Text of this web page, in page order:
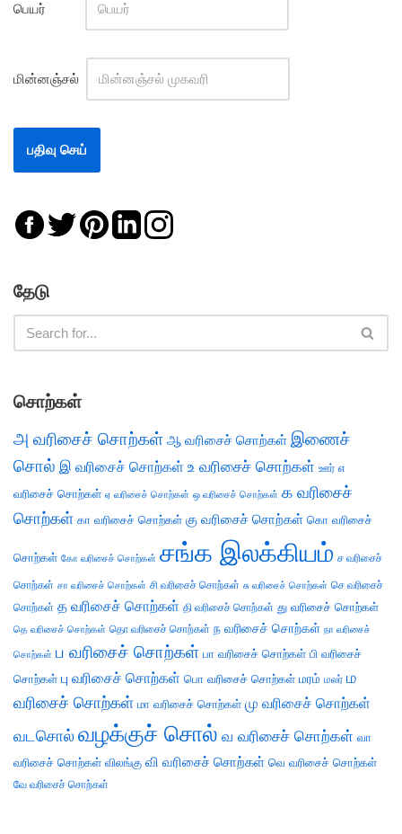
பெயர்
மின்னஞ்சல்
தேடு
சொற்கள்
அ வரிசைச் சொற்கள் ஆ வரிசைச் சொற்கள் இணைச்
சொல் இ வரிசைச் சொற்கள் உ வரிசைச் சொற்கள் ஊர் எ
வரிசைச் சொற்கள் ஏ வரிசைச் சொற்கள் ஒ வரிசைச் சொற்கள் க வரிசைச்
சொற்கள் கா வரிசைச் சொற்கள் கு வரிசைச் சொற்கள் கொ வரிசைச்
சொற்கள் கோ வரிசைச் சொற்கள் சங்க இலக்கியம் ச வரிசைச்
சொற்கள் சா வரிசைச் சொற்கள் சி வரிசைச் சொற்கள் சு வரிசைச் சொற்கள் செ வரிசைச்
சொற்கள் த வரிசைச் சொற்கள் தி வரிசைச் சொற்கள் து வரிசைச் சொற்கள்
தெ வரிசைச் சொற்கள் தொ வரிசைச் சொற்கள் ந வரிசைச் சொற்கள் நா வரிசைச்
சொற்கள் ப வரிசைச் சொற்கள் பா வரிசைச் சொற்கள் பி வரிசைச்
சொற்கள் பு வரிசைச் சொற்கள் பொ வரிசைச் சொற்கள் மரம் மலர் ம
வரிசைச் சொற்கள் மா வரிசைச் சொற்கள் மு வரிசைச் சொற்கள்
வடசொல் வழக்குச் சொல் வ வரிசைச் சொற்கள் வா
வரிசைச் சொற்கள் விலங்கு வி வரிசைச் சொற்கள் வெ வரிசைச் சொற்கள்
வே வரிசைச் சொற்கள்